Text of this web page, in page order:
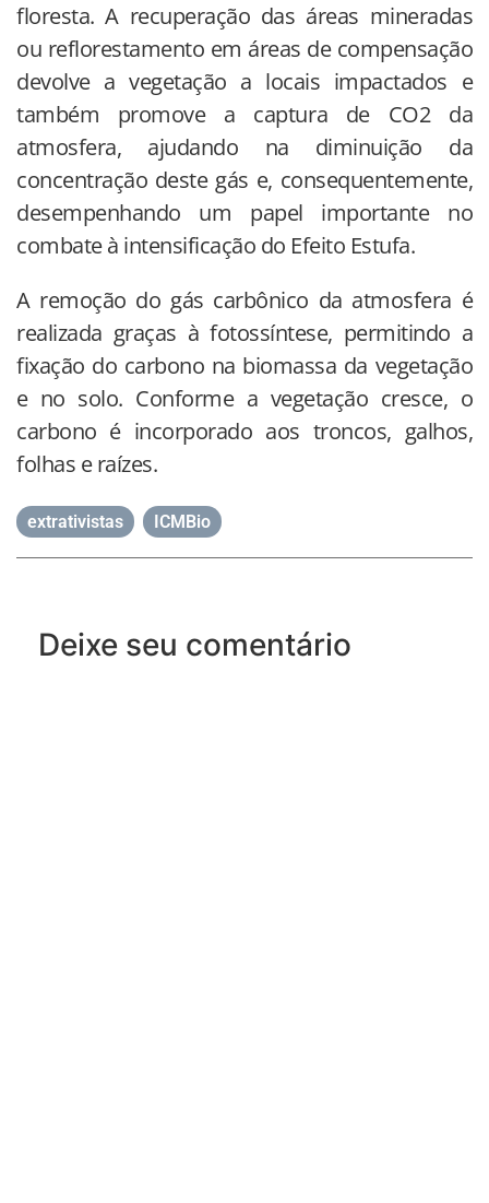
floresta. A recuperação das áreas mineradas
ou reflorestamento em áreas de compensação
devolve a vegetação a locais impactados e
também promove a captura de CO2 da
atmosfera, ajudando na diminuição da
concentração deste gás e, consequentemente,
desempenhando um papel importante no
combate à intensificação do Efeito Estufa.
A remoção do gás carbônico da atmosfera é
realizada graças à fotossíntese, permitindo a
fixação do carbono na biomassa da vegetação
e no solo. Conforme a vegetação cresce, o
carbono é incorporado aos troncos, galhos,
folhas e raízes.
extrativistas ICMBio
Deixe seu comentário